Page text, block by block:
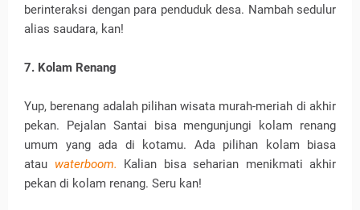
berinteraksi dengan para penduduk desa. Nambah sedulur
alias saudara, kan!
7. Kolam Renang
Yup, berenang adalah pilihan wisata murah-meriah di akhir
pekan. Pejalan Santai bisa mengunjungi kolam renang
umum yang ada di kotamu. Ada pilihan kolam biasa
atau waterboom.
Kalian bisa seharian menikmati akhir
pekan di kolam renang. Seru kan!